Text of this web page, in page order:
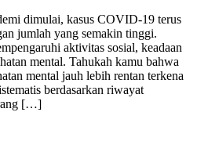
dimulai, kasus COVID-19 terus
jumlah yang semakin tinggi.
aktivitas sosial, keadaan
mental. Tahukah kamu bahwa
mental jauh lebih rentan terkena
berdasarkan riwayat
[…]